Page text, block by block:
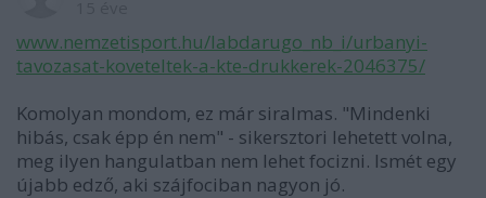
www.nemzetisport.hu/labdarugo_nb_i/urbanyi-
tavozasat-koveteltek-a-kte-drukkerek-2046375/
Komolyan mondom, ez már siralmas. "Mindenki
hibás, csak épp én nem" - sikersztori lehetett volna,
meg ilyen hangulatban nem lehet focizni. Ismét egy
újabb edző, aki szájfociban nagyon jó.